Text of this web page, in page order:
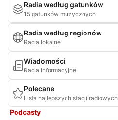
Radia według gatunków
15 gatunków muzycznych
Radia według regionów
Radia lokalne
Wiadomości
Radia informacyjne
Polecane
Lista najlepszych stacji radiowych
Podcasty